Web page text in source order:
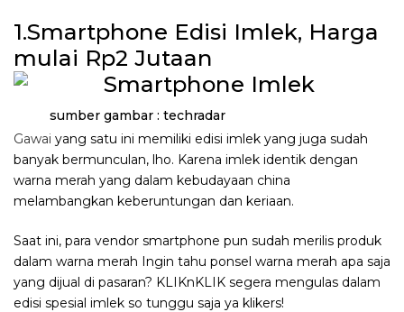
1.Smartphone Edisi Imlek, Harga
mulai Rp2 Jutaan
sumber gambar : techradar
Gawai yang satu ini memiliki edisi imlek yang juga sudah
banyak bermunculan, lho. Karena imlek identik dengan
warna merah yang dalam kebudayaan china
melambangkan keberuntungan dan keriaan.
Saat ini, para vendor smartphone pun sudah merilis produk
dalam warna merah Ingin tahu ponsel warna merah apa saja
yang dijual di pasaran? KLIKnKLIK segera mengulas dalam
edisi spesial imlek so tunggu saja ya klikers!